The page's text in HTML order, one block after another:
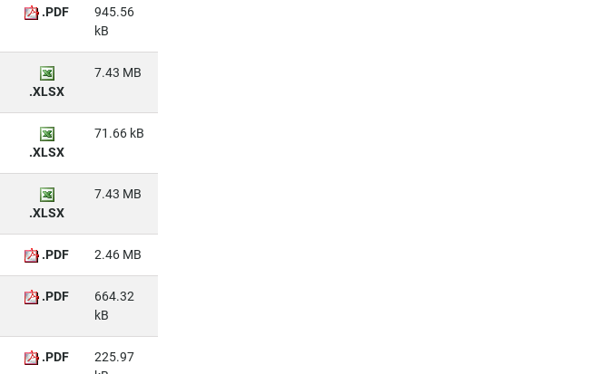
.PDF
945.56
kB
.XLSX
7.43 MB
.XLSX
71.66 kB
.XLSX
7.43 MB
.PDF 2.46 MB
.PDF
664.32
kB
.PDF
225.97